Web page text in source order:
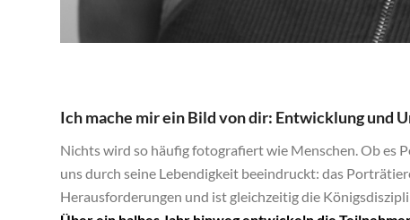
Ich mache mir ein Bild von dir: Entwicklung und
Nichts wird so häufig fotografiert wie Menschen. Ob es
uns durch seine Lebendigkeit beeindruckt: das
Herausforderungen und ist gleichzeitig die